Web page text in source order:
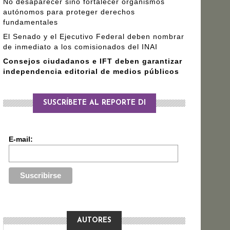
autónomos para proteger derechos
fundamentales
El Senado y el Ejecutivo Federal deben nombrar
de inmediato a los comisionados del INAI
Consejos ciudadanos e IFT deben garantizar
independencia editorial de medios públicos
SUSCRÍBETE AL REPORTE DI
E-mail:
AUTORES